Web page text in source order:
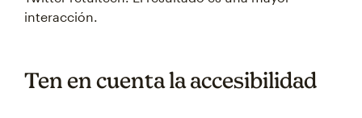
interacción.
Ten en cuenta la accesibilidad